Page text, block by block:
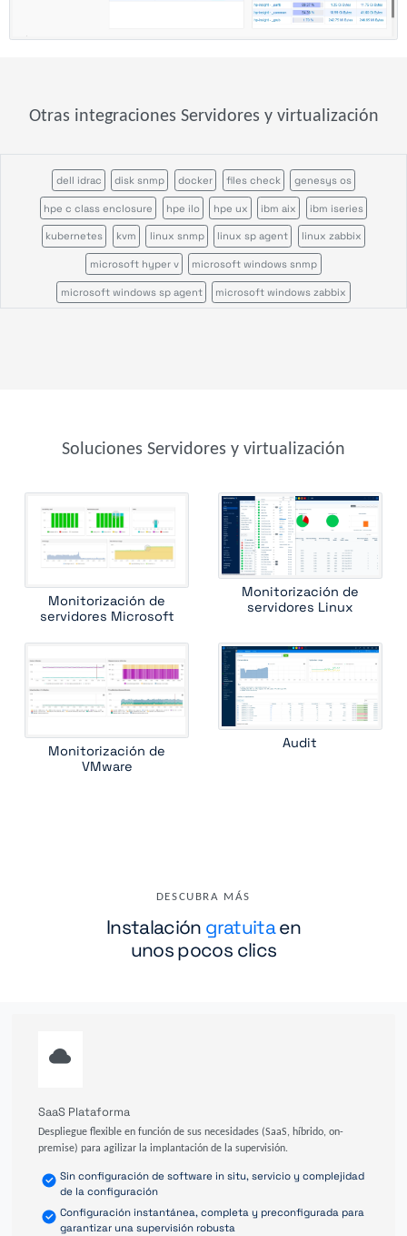
Otras integraciones Servidores y virtualización
dell idrac disk snmp docker files check genesys os
hpe c class enclosure hpe ilo hpe ux ibm aix ibm iseries
kubernetes kvm linux snmp linux sp agent linux zabbix
microsoft hyper v microsoft windows snmp
microsoft windows sp agent microsoft windows zabbix
Soluciones Servidores y virtualización
Monitorización de
servidores Microsoft
Monitorización de
servidores Linux
Monitorización de
VMware
Audit
DESCUBRA MÁS
Instalación gratuitaen
unos pocos clics
SaaS Plataforma
Despliegue flexible en función de sus necesidades (SaaS, híbrido, on-
premise) para agilizar la implantación de la supervisión.
Sin configuración de software in situ, servicio y complejidad
de la configuración
Configuración instantánea, completa y preconfigurada para
garantizar una supervisión robusta